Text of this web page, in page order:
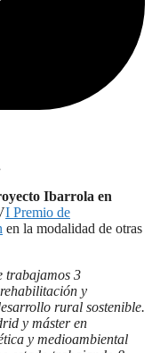
Ibarrola en
I Premio de
en la modalidad de otras
trabajamos 3
y
rural sostenible.
y máster en
y medioambiental